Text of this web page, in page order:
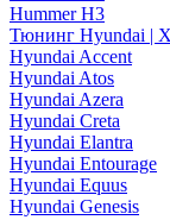
Hummer H3
Тюнинг Hyundai |
Hyundai Accent
Hyundai Atos
Hyundai Azera
Hyundai Creta
Hyundai Elantra
Hyundai Entourage
Hyundai Equus
Hyundai Genesis